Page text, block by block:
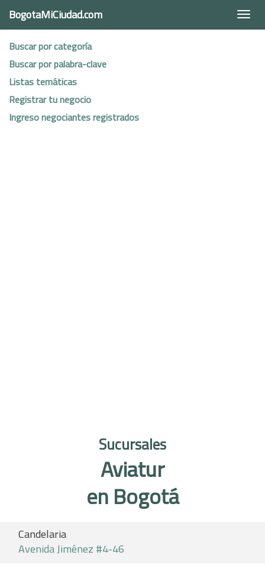
BogotaMiCiudad.com
Buscar por categoría
Buscar por palabra-clave
Listas temáticas
Registrar tu negocio
Ingreso negociantes registrados
Sucursales
Aviatur
en Bogotá
Candelaria
Avenida Jiménez #4-46